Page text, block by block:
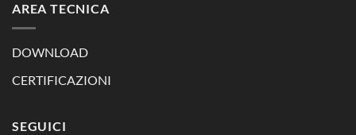
AREA TECNICA
DOWNLOAD
CERTIFICAZIONI
SEGUICI